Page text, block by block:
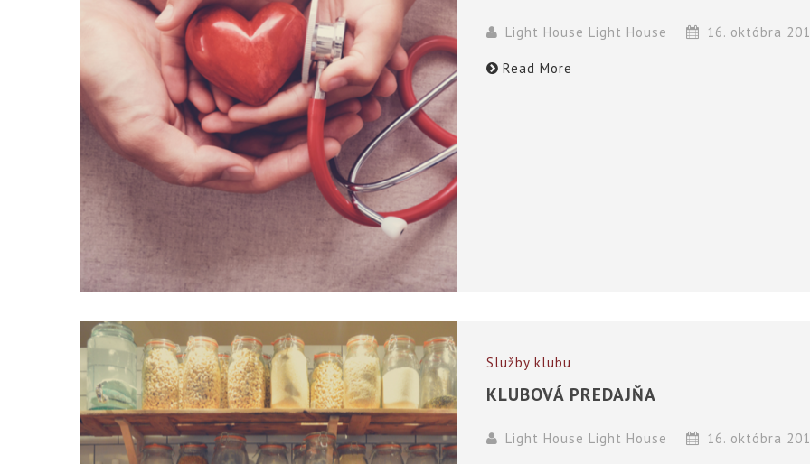
Light House Light House 16. októbra
Read More
Služby klubu
KLUBOVÁ PREDAJŇA
Light House Light House 16. októbra